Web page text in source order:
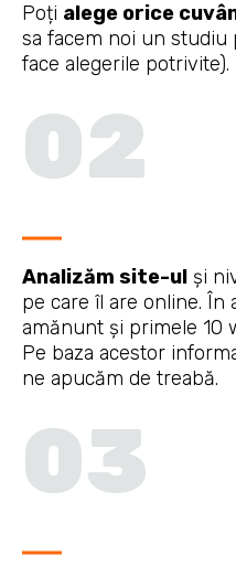
Poți alege orice
sa facem noi un studiu
face alegerile potrivite).
02
Analizăm site-ul și
pe care îl are online. În
amănunt și primele 10
Pe baza acestor
ne apucăm de treabă.
03